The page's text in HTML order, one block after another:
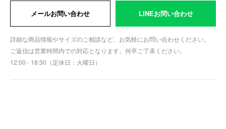
メールお問い合わせ LINEお問い合わせ
詳細な商品情報やサイズのご相談など、お気軽にお問い合わせください。
ご返信は営業時間内での対応となります。何卒ご了承ください。
12:00 - 18:30（定休日：火曜日）